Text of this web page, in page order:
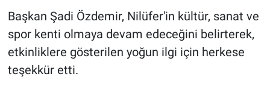
Başkan Şadi Özdemir, Nilüfer'in kültür, sanat ve
spor kenti olmaya devam edeceğini belirterek,
etkinliklere gösterilen yoğun ilgi için herkese
teşekkür etti.